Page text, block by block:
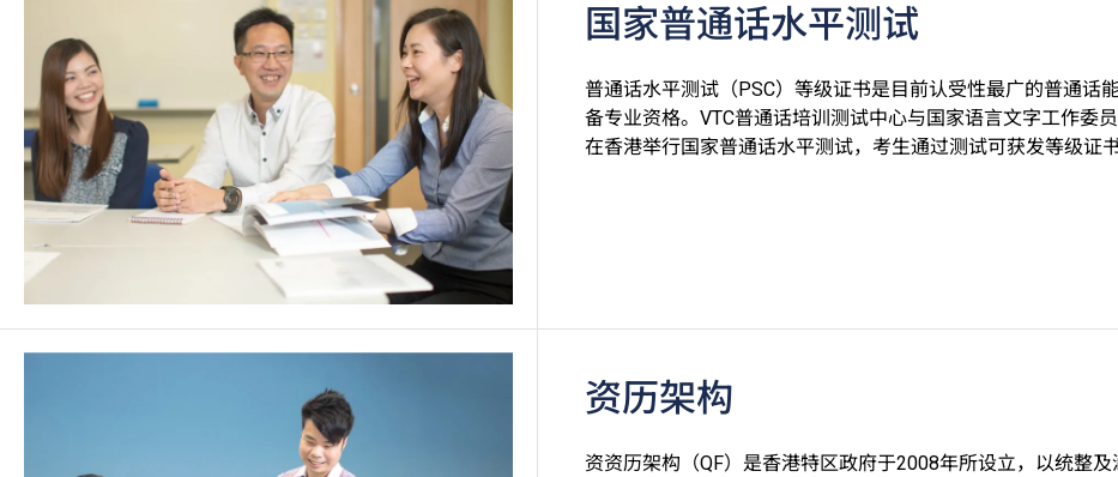
国家普通话水平测试
普通话水平测试（PSC）等级证书是目前认受性最广的普通话
备专业资格。VTC普通话培训测试中心与国家语言文字工作委
在香港举行国家普通话水平测试，考生通过测试可获发等级证书
资历架构
资资历架构（QF）是香港特区政府于2008年所设立，以统整